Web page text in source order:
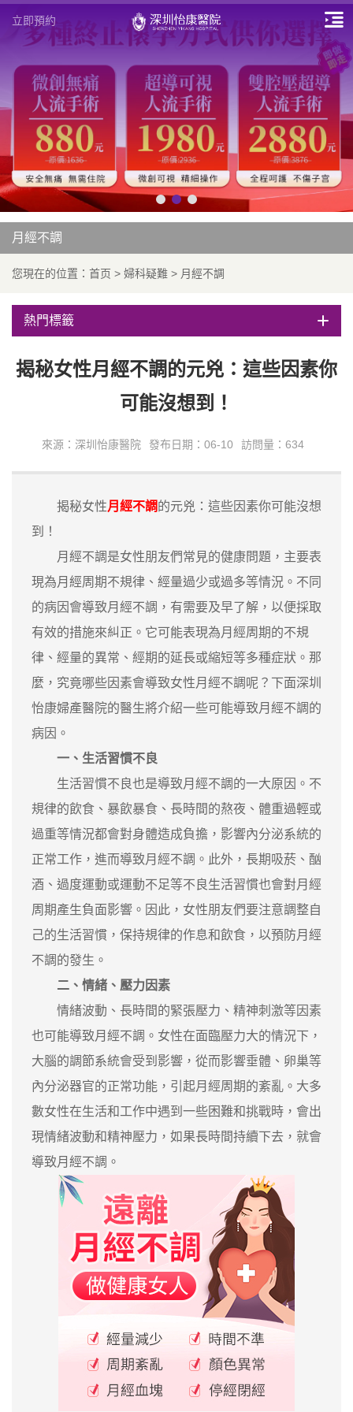
立即預約
月經不調
您現在的位置： 首页 > 婦科疑難 > 月經不調
熱門標籤
揭秘女性月經不調的元兇：這些因素你
可能沒想到！
來源：深圳怡康醫院 發布日期：06-10 訪問量：634
揭秘女性月經不調的元兇：這些因素你可能沒想
到！
月經不調是女性朋友們常見的健康問題，主要表
現為月經周期不規律、經量過少或過多等情況。不同
的病因會導致月經不調，有需要及早了解，以便採取
有效的措施來糾正。它可能表現為月經周期的不規
律、經量的異常、經期的延長或縮短等多種症狀。那
麼，究竟哪些因素會導致女性月經不調呢？下面深圳
怡康婦產醫院的醫生將介紹一些可能導致月經不調的
病因。
一、生活習慣不良
生活習慣不良也是導致月經不調的一大原因。不
規律的飲食、暴飲暴食、長時間的熬夜、體重過輕或
過重等情況都會對身體造成負擔，影響內分泌系統的
正常工作，進而導致月經不調。此外，長期吸菸、酗
酒、過度運動或運動不足等不良生活習慣也會對月經
周期產生負面影響。因此，女性朋友們要注意調整自
己的生活習慣，保持規律的作息和飲食，以預防月經
不調的發生。
二、情緒、壓力因素
情緒波動、長時間的緊張壓力、精神刺激等因素
也可能導致月經不調。女性在面臨壓力大的情況下，
大腦的調節系統會受到影響，從而影響垂體、卵巢等
內分泌器官的正常功能，引起月經周期的紊亂。大多
數女性在生活和工作中遇到一些困難和挑戰時，會出
現情緒波動和精神壓力，如果長時間持續下去，就會
導致月經不調。